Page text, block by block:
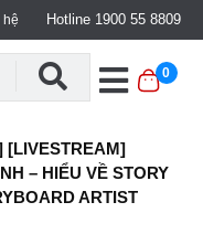
hệ Hotline 1900 55 8809
0
[LIVESTREAM]
– HIỂU VỀ STORY
ARTIST